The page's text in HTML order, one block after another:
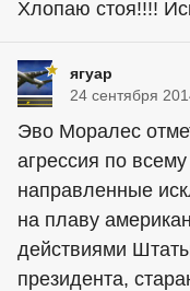
Хлопаю стоя!!!!
ягуар
24 сентября
Эво Моралес
агрессия по
направленные
на плаву
действиями
президента,